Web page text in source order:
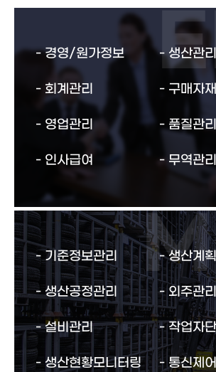
경영/원가정보 생산관리
회계관리 구매자
영업관리 품질관리
인사급여 무역관리
기준정보관리 생산계
생산공정관리 외주관리
설비관리 작업자
생산현황모니터링 통신제어